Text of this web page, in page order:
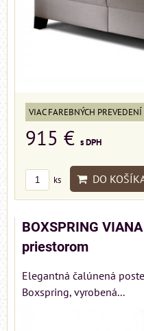
VIAC FAREBNÝCH PREVEDENÍ
915 € s DPH
ks DO
BOXSPRING
priestorom
Elegantná čalúnená
Boxspring, vyrobená...